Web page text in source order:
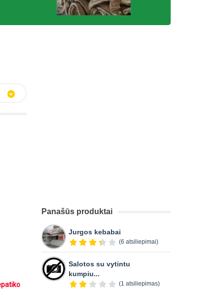
Panašūs produktai
Jurgos kebabai
(6 atsiliepimai)
Salotos su vytintu
kumpiu...
(1 atsiliepimas)